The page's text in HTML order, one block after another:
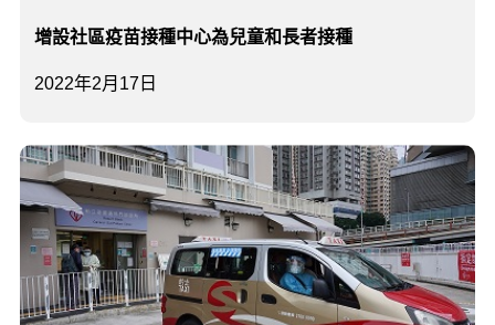
2022年2月17日
增設社區疫苗接種中心為兒童和長者接種